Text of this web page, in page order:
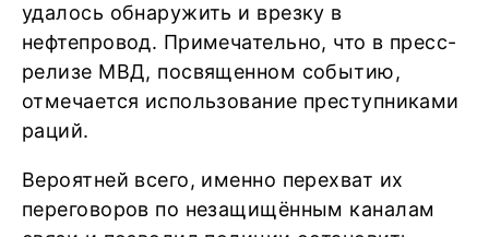
удалось обнаружить и врезку в
нефтепровод. Примечательно, что в пресс-
релизе МВД, посвященном событию,
отмечается использование преступниками
раций.
Вероятней всего, именно перехват их
переговоров по незащищённым каналам